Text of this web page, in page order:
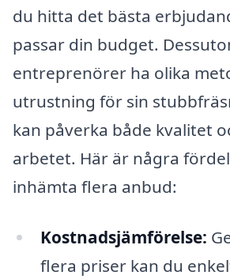
du hitta det bästa
passar din budget.
entreprenörer ha olika
utrustning för sin
kan påverka både kvalitet
arbetet. Här är några
inhämta flera anbud:
Kostnadsjämförelse:
flera priser kan du